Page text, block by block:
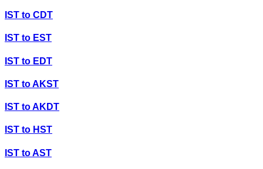
IST to CDT
IST to EST
IST to EDT
IST toAKST
IST toAKDT
IST to HST
IST toAST